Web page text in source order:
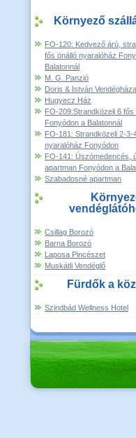
Környező
FO-120: Kedvező árú,
fős önálló nyaralóház
Balatonnál
M. G. Panzió
Doris & István Vendégháza
Hugyecz Ház
FO-209:Strandközeli 6 fős
Fonyódon a Balatonnál
FO-181: Strandközeli 2-3-
nyaralóház Fonyódon
FO-141: Úszómedencés,
apartman Fonyódon a
Szabadosné apartman
Csillag Borozó
Barna Borozó
Laposa Pincészet
Muskátli Vendéglő
Fürdők a
Szindbád Wellness Hotel